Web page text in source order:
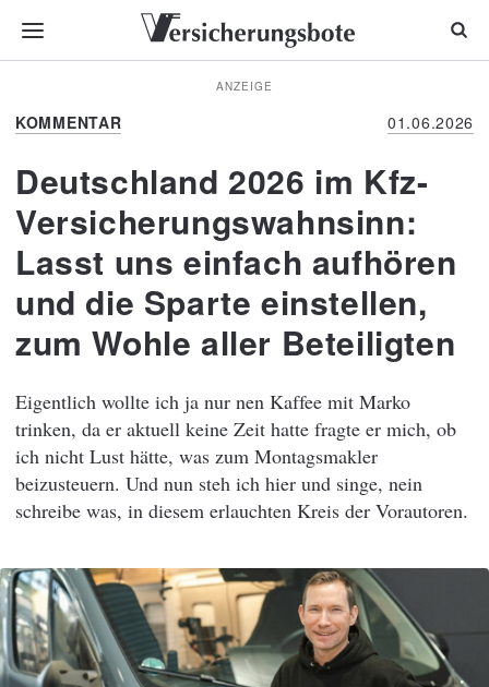
ANZEIGE
KOMMENTAR 01.06.2026
Deutschland 2026 im Kfz-
Versicherungswahnsinn:
Lasst uns einfach aufhören
und die Sparte einstellen,
zum Wohle aller Beteiligten
Eigentlich wollte ich ja nur nen Kaffee mit Marko
trinken, da er aktuell keine Zeit hatte fragte er mich, ob
ich nicht Lust hätte, was zum Montagsmakler
beizusteuern. Und nun steh ich hier und singe, nein
schreibe was, in diesem erlauchten Kreis der Vorautoren.